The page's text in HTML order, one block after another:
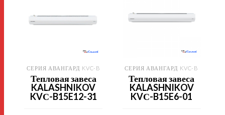
СЕРИЯ АВАНГАРД KVC-B
Тепловая завеса
KALASHNIKOV
KVС-B15E12-31
СЕРИЯ АВАНГАРД KVC-B
Тепловая завеса
KALASHNIKOV
KVС-B15E6-01